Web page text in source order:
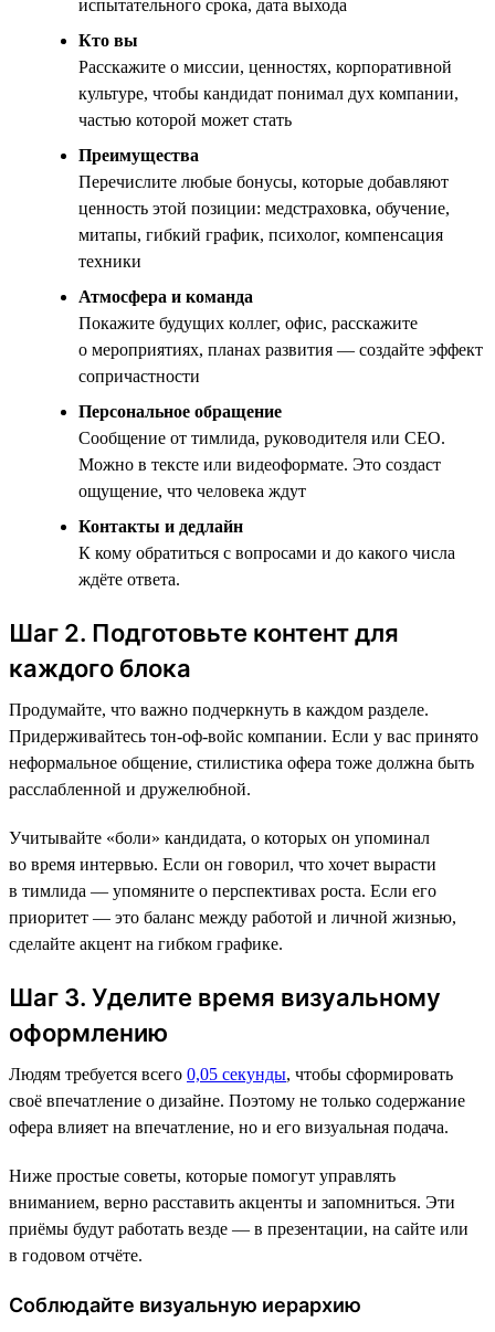
испытательного срока, дата выхода
Кто вы
Расскажите о миссии, ценностях, корпоративной
культуре, чтобы кандидат понимал дух компании,
частью которой может стать
Преимущества
Перечислите любые бонусы, которые добавляют
ценность этой позиции: медстраховка, обучение,
митапы, гибкий график, психолог, компенсация
техники
Атмосфера и команда
Покажите будущих коллег, офис, расскажите
о мероприятиях, планах развития — создайте эффект
сопричастности
Персональное обращение
Сообщение от тимлида, руководителя или CEO.
Можно в тексте или видеоформате. Это создаст
ощущение, что человека ждут
Контакты и дедлайн
К кому обратиться с вопросами и до какого числа
ждёте ответа.
Шаг 2. Подготовьте контент для
каждого блока
Продумайте, что важно подчеркнуть в каждом разделе.
Придерживайтесь тон-оф-войс компании. Если у вас принято
неформальное общение, стилистика офера тоже должна быть
расслабленной и дружелюбной.
Учитывайте «боли» кандидата, о которых он упоминал
во время интервью. Если он говорил, что хочет вырасти
в тимлида — упомяните о перспективах роста. Если его
приоритет — это баланс между работой и личной жизнью,
сделайте акцент на гибком графике.
Шаг 3. Уделите время визуальному
оформлению
Людям требуется всего 0,05 секунды, чтобы сформировать
своё впечатление о дизайне. Поэтому не только содержание
офера влияет на впечатление, но и его визуальная подача.
Ниже простые советы, которые помогут управлять
вниманием, верно расставить акценты и запомниться. Эти
приёмы будут работать везде — в презентации, на сайте или
в годовом отчёте.
Соблюдайте визуальную иерархию